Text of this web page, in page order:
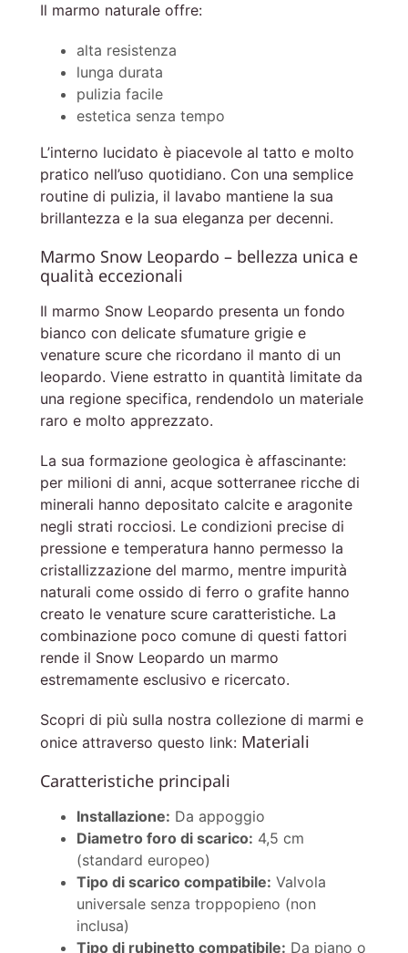
Il marmo naturale offre:
alta resistenza
lunga durata
pulizia facile
estetica senza tempo
L’interno lucidato è piacevole al tatto e molto
pratico nell’uso quotidiano. Con una semplice
routine di pulizia, il lavabo mantiene la sua
brillantezza e la sua eleganza per decenni.
Marmo Snow Leopardo – bellezza unica e
qualità eccezionali
Il marmo Snow Leopardo presenta un fondo
bianco con delicate sfumature grigie e
venature scure che ricordano il manto di un
leopardo. Viene estratto in quantità limitate da
una regione specifica, rendendolo un materiale
raro e molto apprezzato.
La sua formazione geologica è affascinante:
per milioni di anni, acque sotterranee ricche di
minerali hanno depositato calcite e aragonite
negli strati rocciosi. Le condizioni precise di
pressione e temperatura hanno permesso la
cristallizzazione del marmo, mentre impurità
naturali come ossido di ferro o grafite hanno
creato le venature scure caratteristiche. La
combinazione poco comune di questi fattori
rende il Snow Leopardo un marmo
estremamente esclusivo e ricercato.
Scopri di più sulla nostra collezione di marmi e
onice attraverso questo link: Materiali
Caratteristiche principali
Installazione: Da appoggio
Diametro foro di scarico: 4,5 cm
(standard europeo)
Tipo di scarico compatibile: Valvola
universale senza troppopieno (non
inclusa)
Tipo di rubinetto compatibile: Da piano o